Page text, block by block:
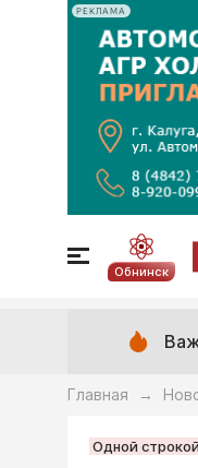
РЕКЛАМА
Обнинск
Главная →
Одной строкой